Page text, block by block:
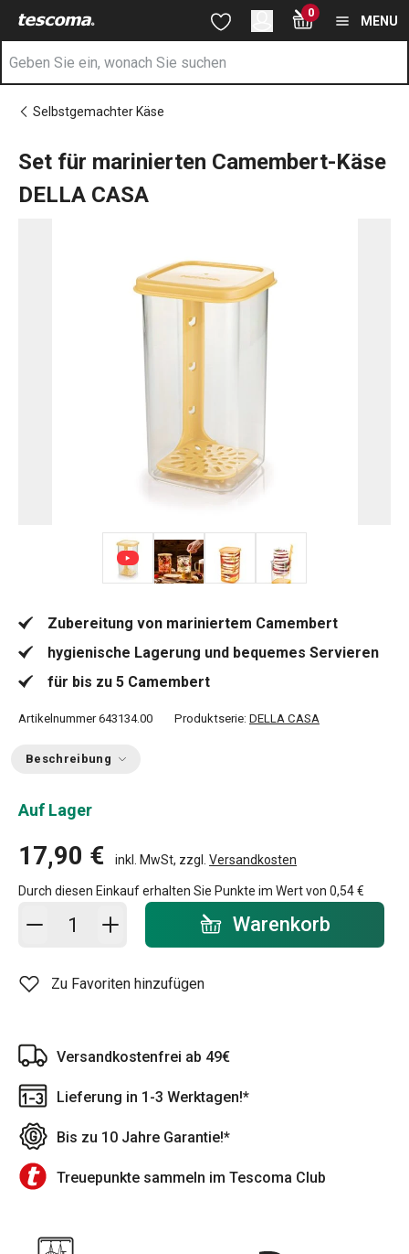
Sie befinden sich auf der Set für marinierten Camembert-Käse
Zum Hauptinhalt springen
Zur Suche springen
Zur Navigation springen 0
MENU
Selbstgemachter Käse
Set für marinierten Camembert-Käse
DELLA CASA
Zubereitung von mariniertem Camembert
hygienische Lagerung und bequemes Servieren
für bis zu 5 Camembert
Artikelnummer 643134.00 Produktserie: DELLA CASA
Beschreibung
Auf Lager
17,90 € inkl. MwSt, zzgl. Versandkosten
Durch diesen Einkauf erhalten Sie Punkte im Wert von 0,54 €
In den Warenkorb - Menge Warenkorb
Zu Favoriten hinzufügen
Versandkostenfrei ab 49€
Lieferung in 1-3 Werktagen!*
Bis zu 10 Jahre Garantie!*
Treuepunkte sammeln im Tescoma Club